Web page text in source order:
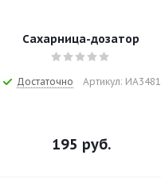
Сахарница-дозатор
Достаточно Артикул: ИА3481
195 руб.